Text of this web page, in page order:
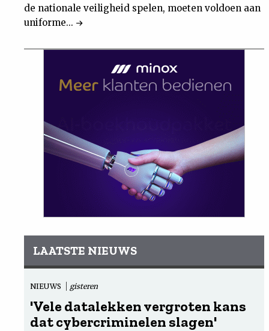
de nationale veiligheid spelen, moeten voldoen aan
uniforme...
LAATSTE NIEUWS
NIEUWS gisteren
'Vele datalekken vergroten kans
dat cybercriminelen slagen'